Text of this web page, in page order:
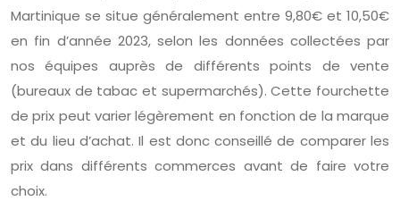
Martinique se situe généralement entre 9,80€ et 10,50€
en fin d’année 2023, selon les données collectées par
nos équipes auprès de différents points de vente
(bureaux de tabac et supermarchés). Cette fourchette
de prix peut varier légèrement en fonction de la marque
et du lieu d’achat. Il est donc conseillé de comparer les
prix dans différents commerces avant de faire votre
choix.